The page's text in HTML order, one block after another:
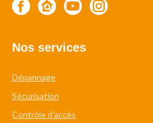
Nos services
Dépannage
Sécurisation
Contrôle d'accès